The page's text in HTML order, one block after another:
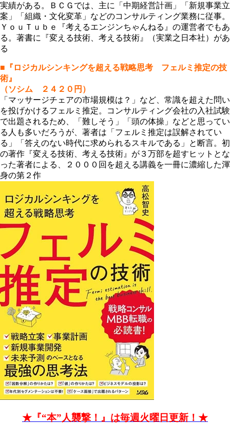
実績がある。ＢＣＧでは、主に「中期経営計画」「新規事業立
案」「組織・文化変革」などのコンサルティング業務に従事。
ＹｏｕＴｕｂｅ『考えるエンジンちゃんねる』の運営者でもあ
る。著書に『変える技術、考える技術』（実業之日本社）があ
る
■『ロジカルシンキングを超える戦略思考 フェルミ推定の技
術』
（ソシム ２４２０円）
「マッサージチェアの市場規模は？」など、常識を超えた問い
を投げかけるフェルミ推定。コンサルティング会社の入社試験
で出題されるため、「難しそう」「頭の体操」などと思ってい
る人も多いだろうが、著者は「フェルミ推定は誤解されてい
る」「答えのない時代に求められるスキルである」と断言。初
の著作『変える技術、考える技術』が３万部を超すヒットとな
った著者による、２０００回を超える講義を一冊に濃縮した渾
身の第２作
★『“本”人襲撃！』は毎週火曜日更新！★